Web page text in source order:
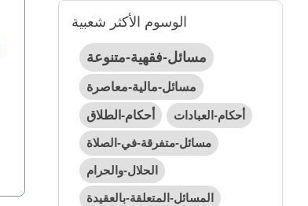
الوسوم الأكثر شعبية
مسائل-فقهية-متنوعة
مسائل-مالية-معاصرة
أحكام-الطلاق أحكام-العبادات
مسائل-متفرقة-في-الصلاة
الحلال-والحرام
المسائل-المتعلقة-بالعقيدة